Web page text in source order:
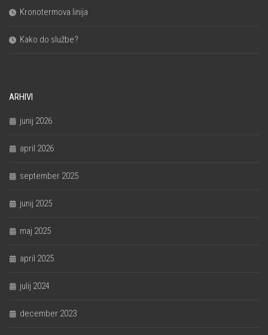
Kronotermova linija
Kako do službe?
ARHIVI
junij 2026
april 2026
september 2025
junij 2025
maj 2025
april 2025
julij 2024
december 2023